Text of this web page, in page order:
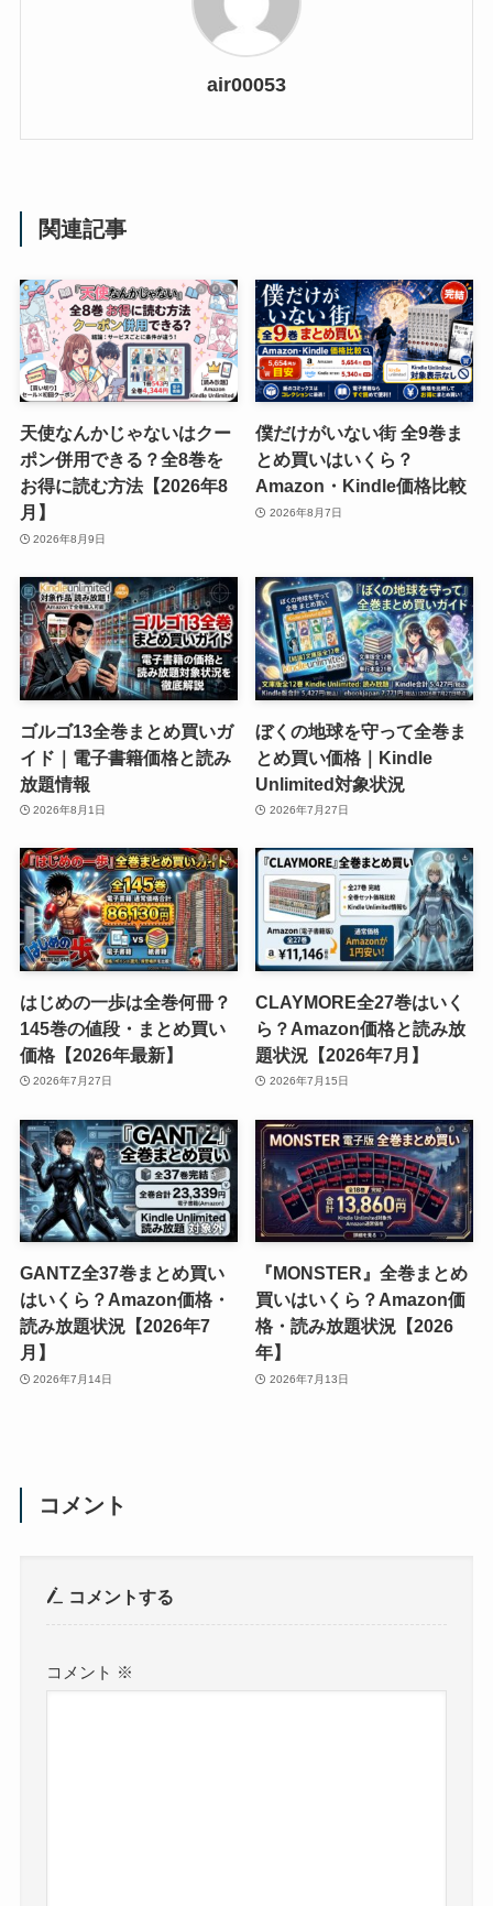
air00053
関連記事
天使なんかじゃないはクー
ポン併用できる？全8巻を
お得に読む方法【2026年8
月】
2026年8月9日
僕だけがいない街 全9巻ま
とめ買いはいくら？
Amazon・Kindle価格比較
2026年8月7日
ゴルゴ13全巻まとめ買いガ
イド｜電子書籍価格と読み
放題情報
2026年8月1日
ぼくの地球を守って全巻ま
とめ買い価格｜Kindle
Unlimited対象状況
2026年7月27日
はじめの一歩は全巻何冊？
145巻の値段・まとめ買い
価格【2026年最新】
2026年7月27日
CLAYMORE全27巻はいく
ら？Amazon価格と読み放
題状況【2026年7月】
2026年7月15日
GANTZ全37巻まとめ買い
はいくら？Amazon価格・
読み放題状況【2026年7
月】
2026年7月14日
『MONSTER』全巻まとめ
買いはいくら？Amazon価
格・読み放題状況【2026
年】
2026年7月13日
コメント
コメントする
コメント ※